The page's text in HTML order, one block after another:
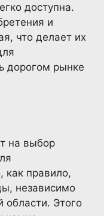
доступна.
и
что делает их
дорогом рынке
на выбор
как правило,
независимо
области. Этого